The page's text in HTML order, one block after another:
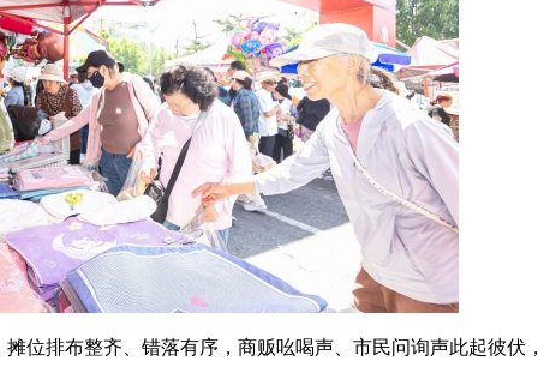
摊位排布整齐、错落有序， 商贩吆喝声、市民问询声此起彼伏，